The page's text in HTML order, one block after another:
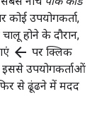
उपयोगकर्ता,
चालू होने के दौरान,
arrow_back पर क्लिक
इससे उपयोगकर्ताओं
फिर से ढूंढने में मदद